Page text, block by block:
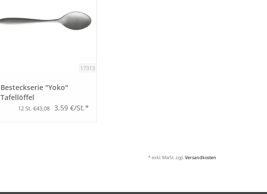
17313
Besteckserie "Yoko"
Tafellöffel
12 St. €43,08 3,59 €/St.*
* exkl. MwSt. zzgl. Versandkosten